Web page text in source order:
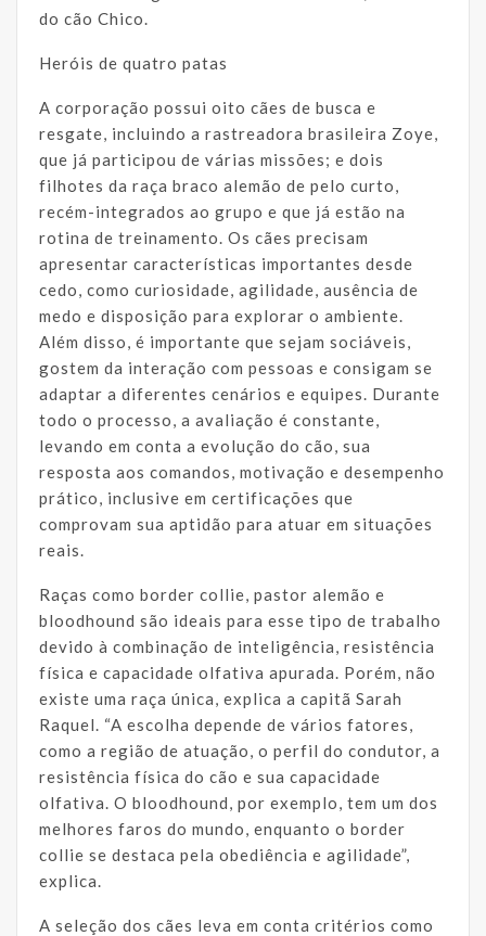
do cão Chico.
Heróis de quatro patas
A corporação possui oito cães de busca e
resgate, incluindo a rastreadora brasileira Zoye,
que já participou de várias missões; e dois
filhotes da raça braco alemão de pelo curto,
recém-integrados ao grupo e que já estão na
rotina de treinamento. Os cães precisam
apresentar características importantes desde
cedo, como curiosidade, agilidade, ausência de
medo e disposição para explorar o ambiente.
Além disso, é importante que sejam sociáveis,
gostem da interação com pessoas e consigam se
adaptar a diferentes cenários e equipes. Durante
todo o processo, a avaliação é constante,
levando em conta a evolução do cão, sua
resposta aos comandos, motivação e desempenho
prático, inclusive em certificações que
comprovam sua aptidão para atuar em situações
reais.
Raças como border collie, pastor alemão e
bloodhound são ideais para esse tipo de trabalho
devido à combinação de inteligência, resistência
física e capacidade olfativa apurada. Porém, não
existe uma raça única, explica a capitã Sarah
Raquel. “A escolha depende de vários fatores,
como a região de atuação, o perfil do condutor, a
resistência física do cão e sua capacidade
olfativa. O bloodhound, por exemplo, tem um dos
melhores faros do mundo, enquanto o border
collie se destaca pela obediência e agilidade”,
explica.
A seleção dos cães leva em conta critérios como